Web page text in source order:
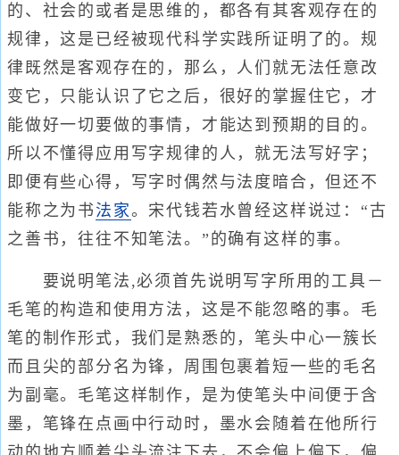
的、社会的或者是思维的，都各有其客观存在的
规律，这是已经被现代科学实践所证明了的。规
律既然是客观存在的，那么，人们就无法任意改
变它，只能认识了它之后，很好的掌握住它，才
能做好一切要做的事情，才能达到预期的目的。
所以不懂得应用写字规律的人，就无法写好字；
即便有些心得，写字时偶然与法度暗合，但还不
能称之为书 法家。宋代钱若水曾经这样说过：“古
之善书，往往不知笔法。”的确有这样的事。
要说明笔法,必须首先说明写字所用的工具－
毛笔的构造和使用方法，这是不能忽略的事。毛
笔的制作形式，我们是熟悉的，笔头中心一簇长
而且尖的部分名为锋，周围包裹着短一些的毛名
为副毫。毛笔这样制作，是为使笔头中间便于含
墨，笔锋在点画中行动时，墨水会随着在他所行